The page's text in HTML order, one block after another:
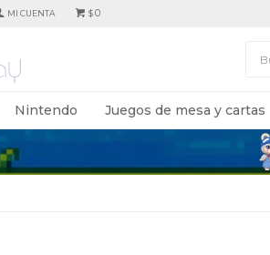
Nintendo Juegos de mesa y cartas
$0